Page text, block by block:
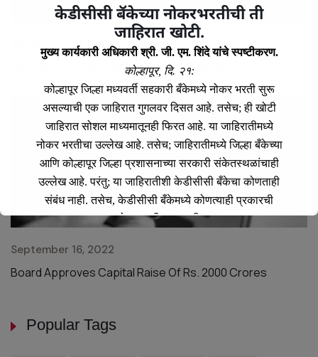
September 16, 2022
How Non-US Citizens Can Open A Bank Account
September 16, 2022
Board Approves Capital Raise Of Rs. 2000 Crores
Popular Tags
केडीसीसी बॅकेच्या नोकरभरतीची ती
जाहिरात खोटी.
मुख्य कार्यकारी अधिकारी श्री. जी. एम. शिंदे यांचे स्पष्टीकरण.
कोल्हापूर, दि. २१:
कोल्हापूर जिल्हा मध्यवर्ती सहकारी बँकेमध्ये नोकर भरती सुरू
असल्याची एक जाहिरात गुगलवर दिसत आहे. तसेच; ही खोटी
जाहिरात सोशल माध्यमातूनही फिरत आहे. या जाहिरातीमध्ये
नोकर भरतीचा उल्लेख आहे. तसेच; जाहिरातीमध्ये जिल्हा बँकेच्या
आणि कोल्हापूर जिल्हा प्रशासनाच्या सरकारी संकेतस्थळांचाही
उल्लेख आहे. परंतु; या जाहिरातीशी केडीसीसी बँकेचा कोणताही
संबंध नाही. तसेच, केडीसीसी बँकेमध्ये कोणत्याही प्रकारची
नोकरभरती सुरू नाही.